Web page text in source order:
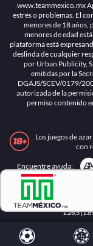
www.teammexico.mx
estrés o problemas. El
menores de 18 años,
menores de edad
plataforma está
deslinda de cualquier
por Urban Publicity,
emitidas por la
DGAJS/SCEV/0179/
autorizada de la
permiso contenido
Los juegos de
con
Encuentre ayuda:
© 2025
1.26.5